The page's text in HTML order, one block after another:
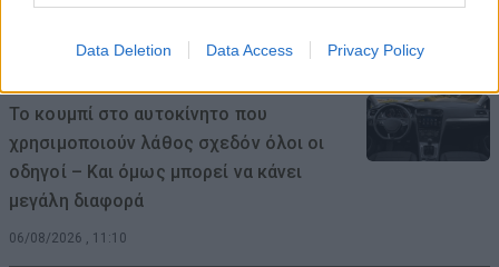
Data Deletion Data Access Privacy Policy
06/08/2026 , 11:45
Το κουμπί στο αυτοκίνητο που
χρησιμοποιούν λάθος σχεδόν όλοι οι
οδηγοί – Και όμως μπορεί να κάνει
μεγάλη διαφορά
06/08/2026 , 11:10